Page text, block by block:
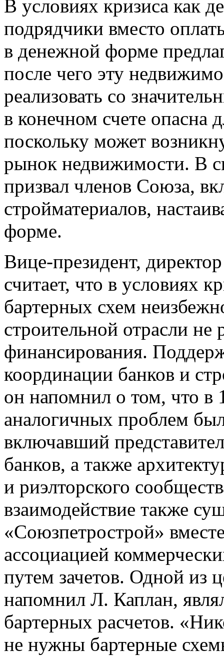
В условиях кризиса как
подрядчики вместо
в денежной форме
после чего эту
реализовать со
в конечном счете опасна
поскольку может
рынок недвижимости. В
призвал членов Союза,
стройматериалов,
форме.
Вице-президент,
считает, что в условиях
бартерных схем
строительной отрасли не
финансирования.
координации банков и
он напомнил о том, что в
аналогичных проблем
включавший
банков, а также
и риэлторского
взаимодействие также
«Союзпетрострой»
ассоциацией
путем зачетов. Одной из
напомнил Л. Каплан,
бартерных расчетов.
не нужны бартерные